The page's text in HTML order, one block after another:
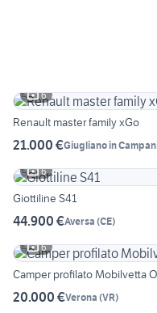
6
Renault master family xGo
21.000 €Giugliano in
6
Giottiline S41
44.900 €Aversa (CE)
6
Camper profilato Mobilvetta
20.000 €Verona (VR)